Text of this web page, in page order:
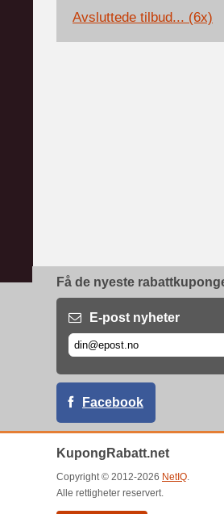
Avsluttede tilbud... (6x)
Få de nyeste
E-post nyheter
Facebook
KupongRabatt.net
Copyright © 2012-2026 NetIQ.
Alle rettigheter reservert.